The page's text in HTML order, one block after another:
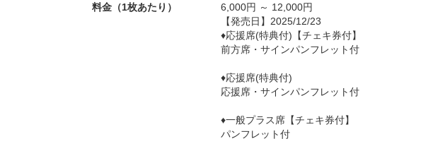
料金（1枚あたり）
6,000円 ～ 12,000円
【発売日】2025/12/23
♦︎応援席(特典付)【チェキ券付】
前方席・サインパンフレット付
♦︎応援席(特典付)
応援席・サインパンフレット付
♦︎一般プラス席【チェキ券付】
パンフレット付